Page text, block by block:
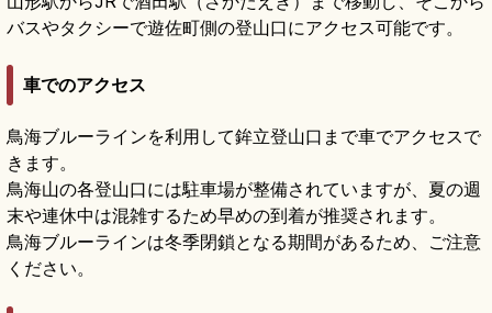
バスやタクシーで遊佐町側の登山口にアクセス可能です。
車でのアクセス
鳥海ブルーラインを利用して鉾立登山口まで車でアクセスで
きます。
鳥海山の各登山口には駐車場が整備されていますが、夏の週
末や連休中は混雑するため早めの到着が推奨されます。
鳥海ブルーラインは冬季閉鎖となる期間があるため、ご注意
ください。